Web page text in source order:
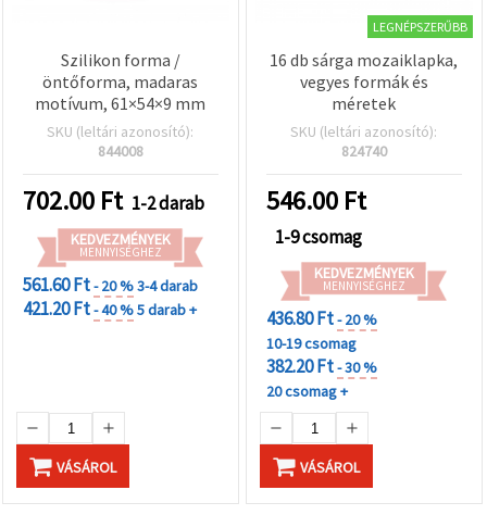
Szilikon forma /
öntőforma, madaras
motívum, 61×54×9 mm
SKU (leltári azonosító):
844008
702.00 Ft 1-2 darab
KEDVEZMÉNYEK
MENNYISÉGHEZ
561.60 Ft- 20 %3-4 darab
421.20 Ft- 40 %5 darab +
VÁSÁROL
LEGNÉPSZERŰBB
16 db sárga mozaiklapka,
vegyes formák és
méretek
SKU (leltári azonosító):
824740
546.00 Ft
1-9 csomag
KEDVEZMÉNYEK
MENNYISÉGHEZ
436.80 Ft- 20 %
10-19 csomag
382.20 Ft- 30 %
20 csomag +
VÁSÁROL